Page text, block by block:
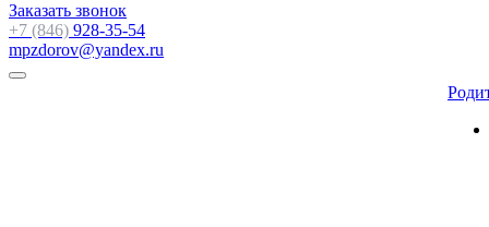
Заказать звонок
+7 (846) 928-35-54
mpzdorov@yandex.ru